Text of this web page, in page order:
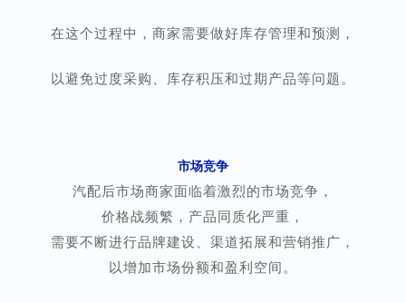
在这个过程中，商家需要做好库存管理和预测，
以避免过度采购、库存积压和过期产品等问题。
市场竞争
汽配后市场商家面临着激烈的市场竞争，
价格战频繁，产品同质化严重，
需要不断进行品牌建设、渠道拓展和营销推广，
以增加市场份额和盈利空间。